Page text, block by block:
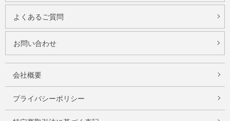
よくあるご質問
お問い合わせ
会社概要
プライバシーポリシー